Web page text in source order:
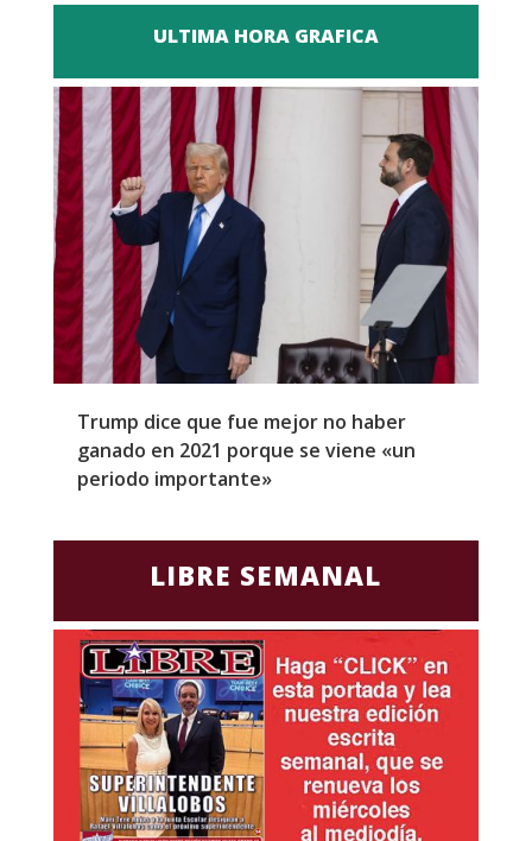
ULTIMA HORA GRAFICA
Trump dice que fue mejor no haber
ganado en 2021 porque se viene «un
periodo importante»
LIBRE SEMANAL